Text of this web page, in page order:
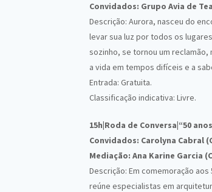
Convidados: Grupo Avia de
Descrição: Aurora, nasceu do
levar sua luz por todos os
sozinho, se tornou um reclamão,
a vida em tempos difíceis e a
Entrada: Gratuita.
Classificação indicativa: Livre.
15h|Roda de Conversa|“50
Convidados: Carolyna Cabral
Mediação: Ana Karine Garcia
Descrição: Em comemoração
reúne especialistas em